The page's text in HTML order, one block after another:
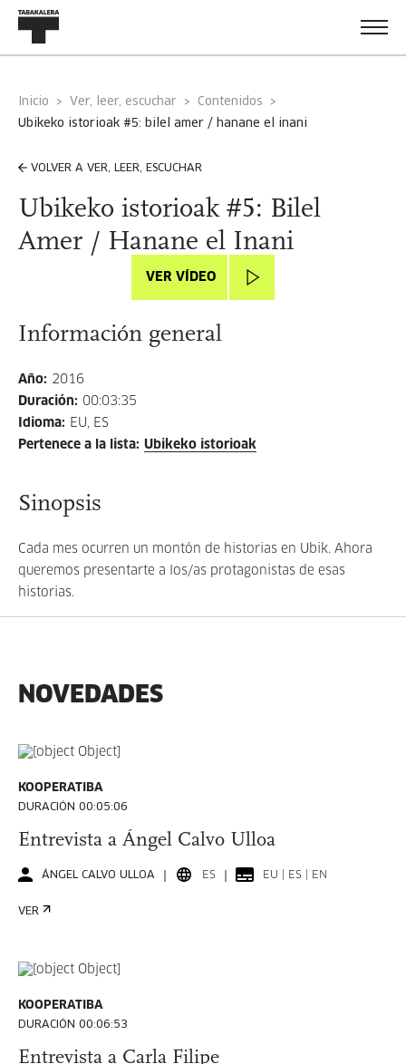
Inicio Ver, leer, escuchar
Contenidos
ubikeko istorioak #5: bilel amer / hanane el inani
VOLVER A VER, LEER, ESCUCHAR
Ubikeko istorioak #5: Bilel
Amer / Hanane el Inani
VER VÍDEO
Información general
Año: 2016
Duración: 00:03:35
Idioma: EU, ES
Pertenece a la lista: Ubikeko istorioak
Sinopsis
Cada mes ocurren un montón de historias en Ubik. Ahora
queremos presentarte a los/as protagonistas de esas
historias.
NOVEDADES
KOOPERATIBA
DURACIÓN 00:05:06
Entrevista a Ángel Calvo Ulloa
ÁNGEL CALVO ULLOA ES EU | ES | EN
VER
KOOPERATIBA
DURACIÓN 00:06:53
Entrevista a Carla Filipe